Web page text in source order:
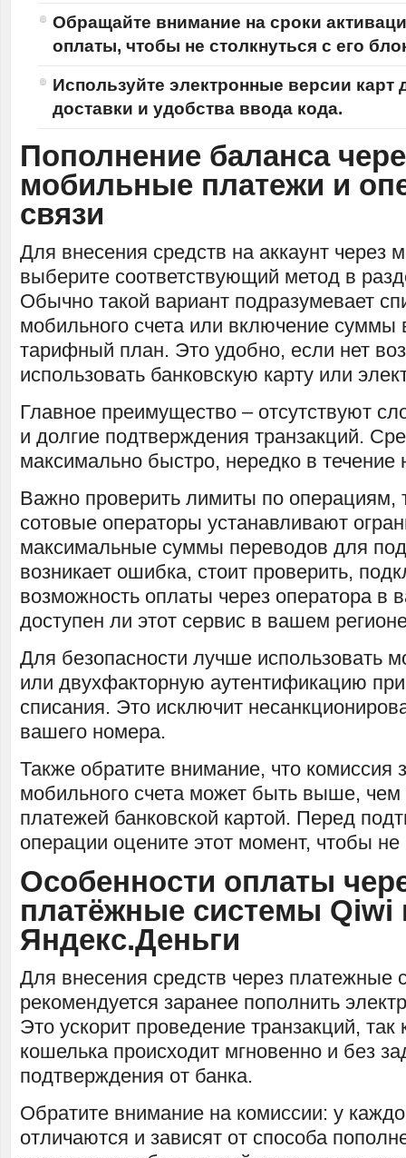
Обращайте внимание на сроки
оплаты, чтобы не столкнуться с его
Используйте электронные версии карт
доставки и удобства ввода кода.
Пополнение баланса
мобильные платежи и
связи
Для внесения средств на аккаунт через
выберите соответствующий метод в
Обычно такой вариант подразумевает
мобильного счета или включение
тарифный план. Это удобно, если нет
использовать банковскую карту или
Главное преимущество – отсутствуют
и долгие подтверждения транзакций.
максимально быстро, нередко в течение
Важно проверить лимиты по операциям,
сотовые операторы устанавливают
максимальные суммы переводов для
возникает ошибка, стоит проверить,
возможность оплаты через оператора в
доступен ли этот сервис в вашем
Для безопасности лучше использовать
или двухфакторную аутентификацию
списания. Это исключит
вашего номера.
Также обратите внимание, что комиссия
мобильного счета может быть выше, чем
платежей банковской картой. Перед
операции оцените этот момент, чтобы не
Особенности оплаты
платёжные системы Qiwi
Яндекс.Деньги
Для внесения средств через платежные
рекомендуется заранее пополнить
Это ускорит проведение транзакций, так
кошелька происходит мгновенно и без
подтверждения от банка.
Обратите внимание на комиссии: у
отличаются и зависят от способа